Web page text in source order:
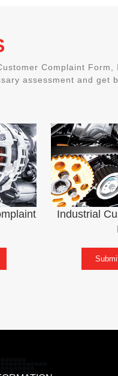
Complaint
assessment and get
Industrial